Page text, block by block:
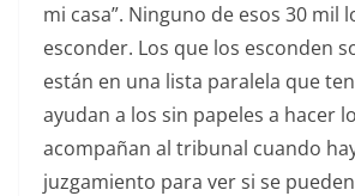
mi casa”. Ninguno de esos 30 mil
esconder. Los que los esconden
están en una lista paralela que
ayudan a los sin papeles a hacer
acompañan al tribunal cuando
juzgamiento para ver si se